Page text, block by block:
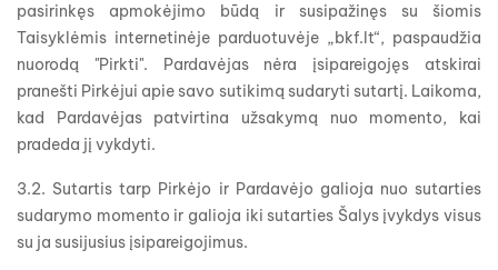
pasirinkęs apmokėjimo būdą ir susipažinęs su šiomis
Taisyklėmis internetinėje parduotuvėje „bkf.lt“, paspaudžia
nuorodą "Pirkti". Pardavėjas nėra įsipareigojęs atskirai
pranešti Pirkėjui apie savo sutikimą sudaryti sutartį. Laikoma,
kad Pardavėjas patvirtina užsakymą nuo momento, kai
pradeda jį vykdyti.
3.2. Sutartis tarp Pirkėjo ir Pardavėjo galioja nuo sutarties
sudarymo momento ir galioja iki sutarties Šalys įvykdys visus
su ja susijusius įsipareigojimus.